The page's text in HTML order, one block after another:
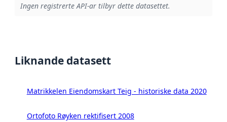
Ingen registrerte API-ar tilbyr dette datasettet.
Liknande datasett
Matrikkelen Eiendomskart Teig - historiske data 2020
Ortofoto Røyken rektifisert 2008